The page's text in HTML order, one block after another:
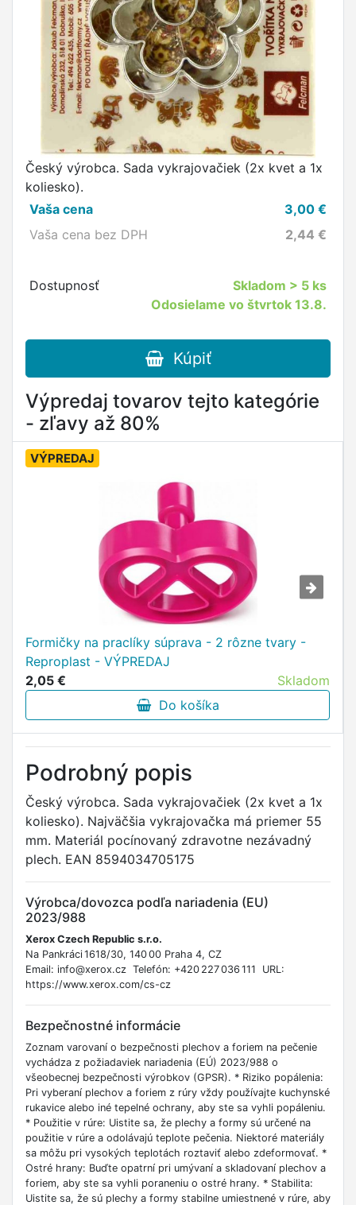
Český výrobca. Sada vykrajovačiek (2x kvet a 1x
koliesko).
Vaša cena
3,00 €
Vaša cena bez DPH
2,44 €
Dostupnosť Skladom > 5 ks
Odosielame vo štvrtok 13.8.
Kúpiť
Výpredaj tovarov tejto kategórie
- zľavy až 80%
VÝPREDAJ
Formičky na praclíky súprava - 2 rôzne tvary -
Reproplast - VÝPREDAJ
2,05 €
Skladom
Do košíka
Podrobný popis
Český výrobca. Sada vykrajovačiek (2x kvet a 1x
koliesko). Najväčšia vykrajovačka má priemer 55
mm. Materiál pocínovaný zdravotne nezávadný
plech. EAN 8594034705175
Výrobca/dovozca podľa nariadenia (EU)
2023/988
Xerox Czech Republic s.r.o.
Na Pankráci 1618/30, 140 00 Praha 4, CZ
Email: info@xerox.cz Telefón: +420 227 036 111 URL:
https://www.xerox.com/cs-cz
Bezpečnostné informácie
Zoznam varovaní o bezpečnosti plechov a foriem na pečenie
vychádza z požiadaviek nariadenia (EÚ) 2023/988 o
všeobecnej bezpečnosti výrobkov (GPSR). * Riziko popálenia:
Pri vyberaní plechov a foriem z rúry vždy používajte kuchynské
rukavice alebo iné tepelné ochrany, aby ste sa vyhli popáleniu.
* Použitie v rúre: Uistite sa, že plechy a formy sú určené na
použitie v rúre a odolávajú teplote pečenia. Niektoré materiály
sa môžu pri vysokých teplotách roztaviť alebo zdeformovať. *
Ostré hrany: Buďte opatrní pri umývaní a skladovaní plechov a
foriem, aby ste sa vyhli poraneniu o ostré hrany. * Stabilita:
Uistite sa, že sú plechy a formy stabilne umiestnené v rúre, aby